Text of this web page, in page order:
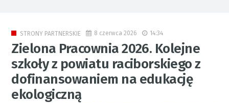
STRONY PARTNERSKIE 8 czerwca 2026 14:34
Zielona Pracownia 2026. Kolejne
szkoły z powiatu raciborskiego z
dofinansowaniem na edukację
ekologiczną